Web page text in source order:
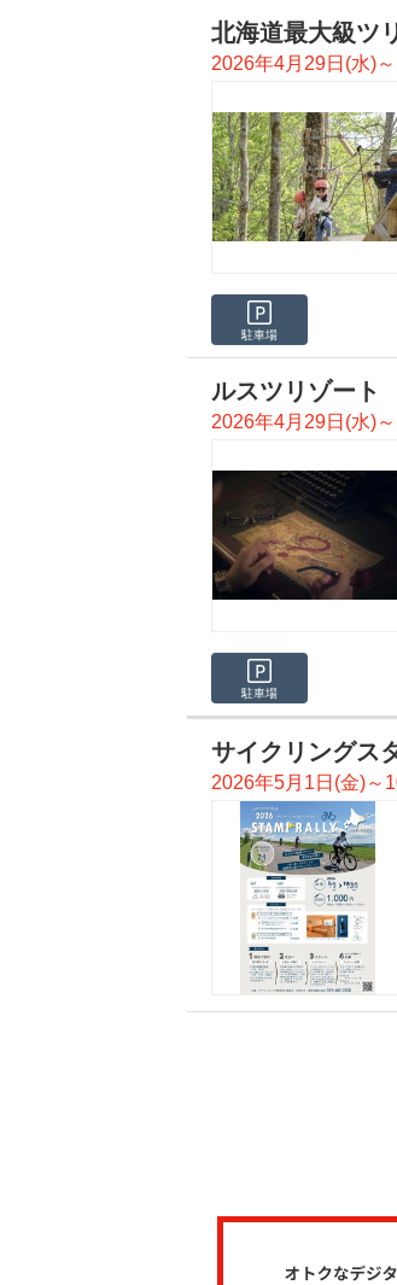
北海道最大級ツ
2026年4月29日(水)
駐車場
ルスツリゾート
2026年4月29日(水)
駐車場
サイクリングス
2026年5月1日(金)～